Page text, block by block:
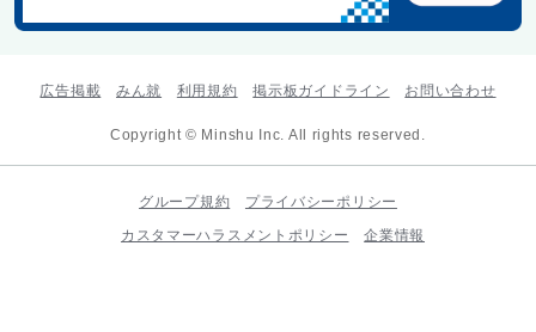
広告掲載 みん就 利用規約 掲示板ガイドライン お問い合わせ
Copyright © Minshu Inc. All rights reserved.
グループ規約
プライバシーポリシー
カスタマーハラスメントポリシー
企業情報